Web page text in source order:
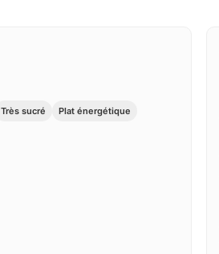
Très sucré
Plat énergétique